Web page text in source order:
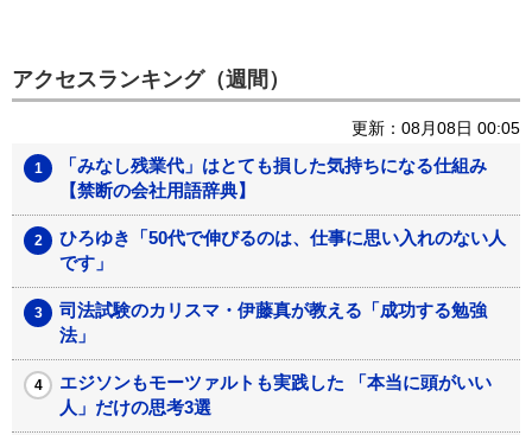
アクセスランキング（週間）
更新：08月08日 00:05
「みなし残業代」はとても損した気持ちになる仕組み
【禁断の会社用語辞典】
ひろゆき「50代で伸びるのは、仕事に思い入れのない人
です」
司法試験のカリスマ・伊藤真が教える「成功する勉強
法」
エジソンもモーツァルトも実践した 「本当に頭がいい
人」だけの思考3選